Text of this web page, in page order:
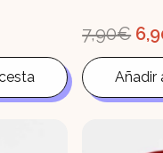
actual
7,90€ El
Añadir